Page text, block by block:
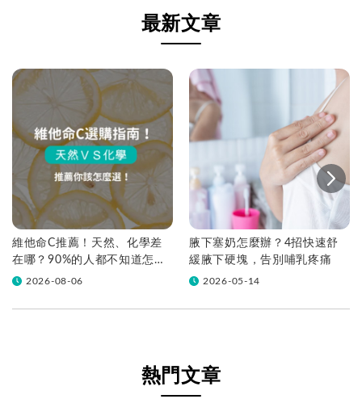
最新文章
維他命C推薦！天然、化學差
在哪？90%的人都不知道怎麼
挑！帶你一次看
2026-08-06
腋下塞奶怎麼辦？4招快速舒
緩腋下硬塊，告別哺乳疼痛
2026-05-14
熱門文章